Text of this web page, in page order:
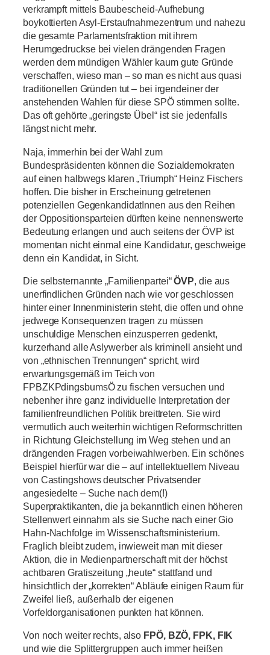
verkrampft mittels Baubescheid-Aufhebung
boykottierten Asyl-Erstaufnahmezentrum und nahezu
die gesamte Parlamentsfraktion mit ihrem
Herumgedruckse bei vielen drängenden Fragen
werden dem mündigen Wähler kaum gute Gründe
verschaffen, wieso man – so man es nicht aus quasi
traditionellen Gründen tut – bei irgendeiner der
anstehenden Wahlen für diese SPÖ stimmen sollte.
Das oft gehörte „geringste Übel“ ist sie jedenfalls
längst nicht mehr.
Naja, immerhin bei der Wahl zum
Bundespräsidenten können die Sozialdemokraten
auf einen halbwegs klaren „Triumph“ Heinz Fischers
hoffen. Die bisher in Erscheinung getretenen
potenziellen GegenkandidatInnen aus den Reihen
der Oppositionsparteien dürften keine nennenswerte
Bedeutung erlangen und auch seitens der ÖVP ist
momentan nicht einmal eine Kandidatur, geschweige
denn ein Kandidat, in Sicht.
Die selbsternannte „Familienpartei“ÖVP, die aus
unerfindlichen Gründen nach wie vor geschlossen
hinter einer Innenministerin steht, die offen und ohne
jedwege Konsequenzen tragen zu müssen
unschuldige Menschen einzusperren gedenkt,
kurzerhand alle Aslywerber als kriminell ansieht und
von „ethnischen Trennungen“ spricht, wird
erwartungsgemäß im Teich von
FPBZKPdingsbumsÖ zu fischen versuchen und
nebenher ihre ganz individuelle Interpretation der
familienfreundlichen Politik breittreten. Sie wird
vermutlich auch weiterhin wichtigen Reformschritten
in Richtung Gleichstellung im Weg stehen und an
drängenden Fragen vorbeiwahlwerben. Ein schönes
Beispiel hierfür war die – auf intellektuellem Niveau
von Castingshows deutscher Privatsender
angesiedelte – Suche nach dem(!)
Superpraktikanten, die ja bekanntlich einen höheren
Stellenwert einnahm als sie Suche nach einer Gio
Hahn-Nachfolge im Wissenschaftsministerium.
Fraglich bleibt zudem, inwieweit man mit dieser
Aktion, die in Medienpartnerschaft mit der höchst
achtbaren Gratiszeitung „heute“ stattfand und
hinsichtlich der „korrekten“ Abläufe einigen Raum für
Zweifel ließ, außerhalb der eigenen
Vorfeldorganisationen punkten hat können.
Von noch weiter rechts, also FPÖ, BZÖ, FPK, FIK
und wie die Splittergruppen auch immer heißen